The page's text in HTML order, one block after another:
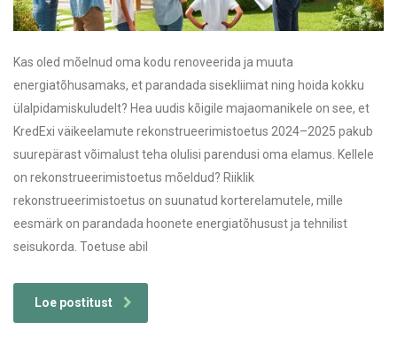
Kas oled mõelnud oma kodu renoveerida ja muuta
energiatõhusamaks, et parandada sisekliimat ning hoida kokku
ülalpidamiskuludelt? Hea uudis kõigile majaomanikele on see, et
KredExi väikeelamute rekonstrueerimistoetus 2024–2025 pakub
suurepärast võimalust teha olulisi parendusi oma elamus. Kellele
on rekonstrueerimistoetus mõeldud? Riiklik
rekonstrueerimistoetus on suunatud korterelamutele, mille
eesmärk on parandada hoonete energiatõhusust ja tehnilist
seisukorda. Toetuse abil
Loe postitust